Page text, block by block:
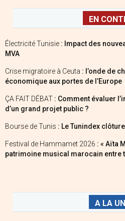
EN
Électricité Tunisie : Impact des
MVA
Crise migratoire à Ceuta : l’onde de
économique aux portes de l’Europe
ÇA FAIT DÉBAT : Comment évaluer
d’un grand projet public ?
Bourse de Tunis : Le Tunindex
Festival de Hammamet 2026 : « Aïta
patrimoine musical marocain entre
A LA